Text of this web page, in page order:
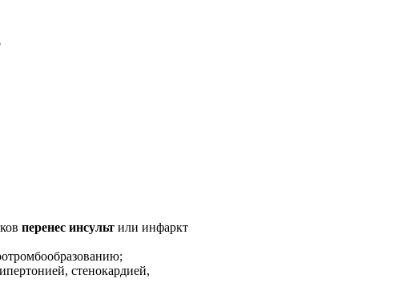
перенес инсульт или инфаркт
стенокардией,